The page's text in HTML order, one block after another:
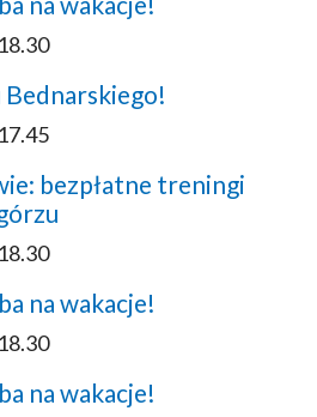
Bednarskiego!
bezpłatne treningi
na wakacje!
na wakacje!